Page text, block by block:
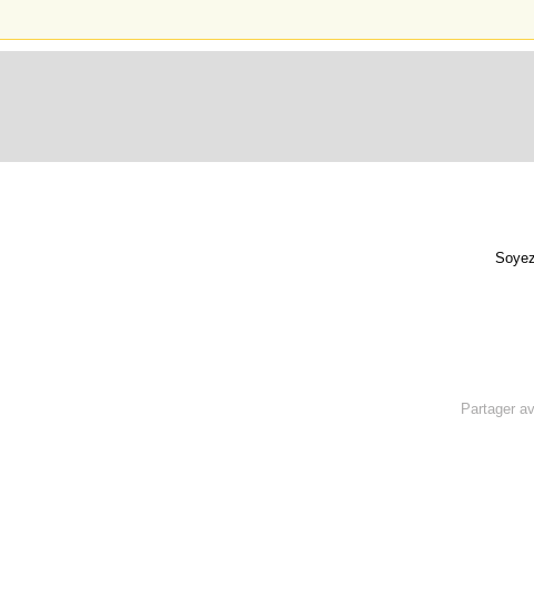
Partager